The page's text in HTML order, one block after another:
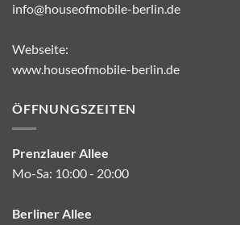
info@houseofmobile-berlin.de
Webseite:
www.houseofmobile-berlin.de
ÖFFNUNGSZEITEN
Prenzlauer Allee
Mo-Sa: 10:00 - 20:00
Berliner Allee